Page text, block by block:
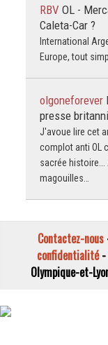
RBV OL -
Caleta-Car ?
International
Europe, tout
olgoneforever
presse
J'avoue lire cet
complot anti OL
sacrée
magouilles…
Contactez-nous
confidentialité-
Olympique-et-